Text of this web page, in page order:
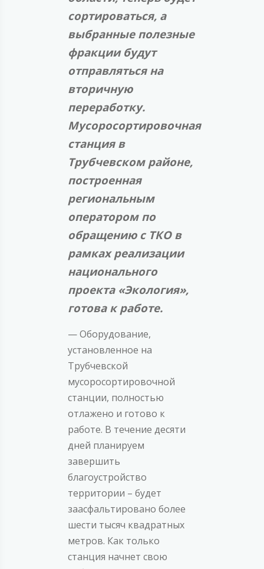
сортироваться, а
выбранные полезные
фракции будут
отправляться на
вторичную
переработку.
Мусоросортировочная
станция в
Трубчевском районе,
построенная
региональным
оператором по
обращению с ТКО в
рамках реализации
национального
проекта «Экология»,
готова к работе.
— Оборудование,
установленное на
Трубчевской
мусоросортировочной
станции, полностью
отлажено и готово к
работе. В течение десяти
дней планируем
завершить
благоустройство
территории – будет
заасфальтировано более
шести тысяч квадратных
метров. Как только
станция начнет свою